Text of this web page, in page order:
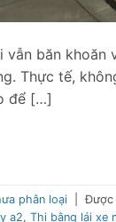
vẫn băn
Thực tế,
để […]
phân loại Được
a2, Thi bằng lái xe